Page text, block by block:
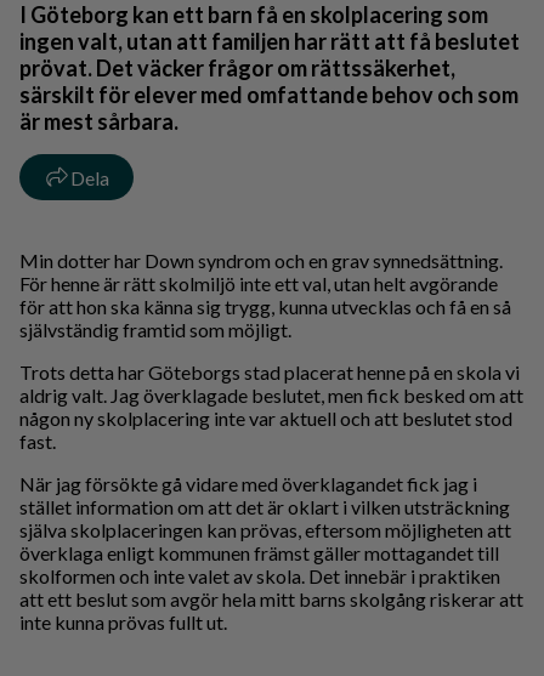
I Göteborg kan ett barn få en skolplacering som
ingen valt, utan att familjen har rätt att få beslutet
prövat. Det väcker frågor om rättssäkerhet,
särskilt för elever med omfattande behov och som
är mest sårbara.
Dela
Min dotter har Down syndrom och en grav synnedsättning.
För henne är rätt skolmiljö inte ett val, utan helt avgörande
för att hon ska känna sig trygg, kunna utvecklas och få en så
självständig framtid som möjligt.
Trots detta har Göteborgs stad placerat henne på en skola vi
aldrig valt. Jag överklagade beslutet, men fick besked om att
någon ny skolplacering inte var aktuell och att beslutet stod
fast.
När jag försökte gå vidare med överklagandet fick jag i
stället information om att det är oklart i vilken utsträckning
själva skolplaceringen kan prövas, eftersom möjligheten att
överklaga enligt kommunen främst gäller mottagandet till
skolformen och inte valet av skola. Det innebär i praktiken
att ett beslut som avgör hela mitt barns skolgång riskerar att
inte kunna prövas fullt ut.